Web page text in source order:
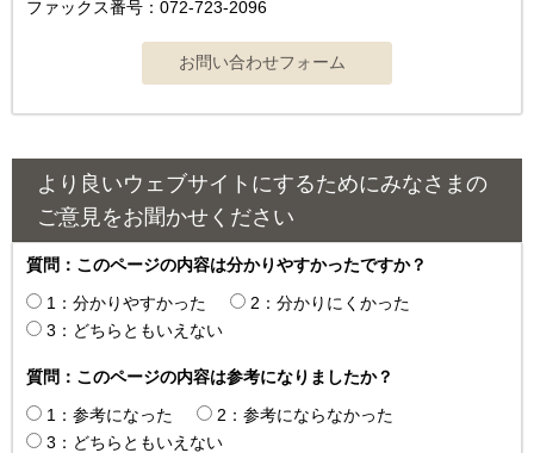
ファックス番号：072-723-2096
より良いウェブサイトにするためにみなさまの
ご意見をお聞かせください
質問：このページの内容は分かりやすかったですか？
1：分かりやすかった
2：分かりにくかった
3：どちらともいえない
質問：このページの内容は参考になりましたか？
1：参考になった
2：参考にならなかった
3：どちらともいえない